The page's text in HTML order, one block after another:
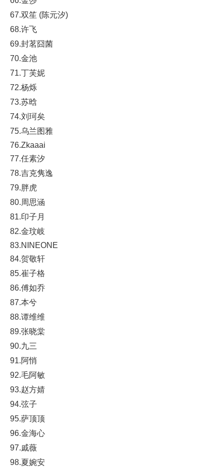
67.双笙 (陈元汐)
68.许飞
69.封茗囧菌
70.金池
71.丁芙妮
72.杨烁
73.苏晗
74.刘珂矣
75.乌兰图雅
76.Zkaaai
77.任素汐
78.吉克隽逸
79.胖虎
80.周思涵
81.印子月
82.金玟岐
83.NINEONE
84.贺敬轩
85.崔子格
86.傅如乔
87.本兮
88.谭维维
89.张晓棠
90.九三
91.阿悄
92.毛阿敏
93.赵方婧
94.弦子
95.萨顶顶
96.金海心
97.戚薇
98.夏婉安